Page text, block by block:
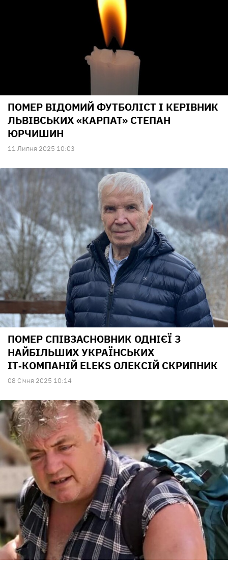
ПОМЕР ВІДОМИЙ ФУТБОЛІСТ І КЕРІВНИК
ЛЬВІВСЬКИХ «КАРПАТ» СТЕПАН
ЮРЧИШИН
11 Липня 2025 10:03
ПОМЕР СПІВЗАСНОВНИК ОДНІЄЇ З
НАЙБІЛЬШИХ УКРАЇНСЬКИХ
IT‑КОМПАНІЙ ELEKS ОЛЕКСІЙ СКРИПНИК
08 Сiчня 2025 10:14